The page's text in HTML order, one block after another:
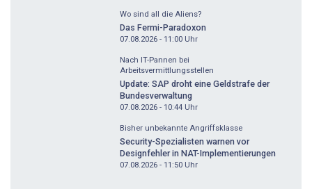
Wo sind all die Aliens?
Das Fermi-Paradoxon
07.08.2026 - 11:00 Uhr
Nach IT-Pannen bei
Arbeitsvermittlungsstellen
Update: SAP droht eine Geldstrafe der
Bundesverwaltung
07.08.2026 - 10:44 Uhr
Bisher unbekannte Angriffsklasse
Security-Spezialisten warnen vor
Designfehler in NAT-Implementierungen
07.08.2026 - 11:50 Uhr